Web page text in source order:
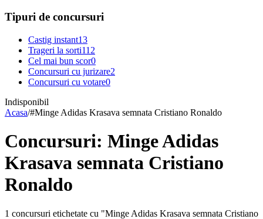
Tipuri de concursuri
Castig instant13
Trageri la sorti112
Cel mai bun scor0
Concursuri cu jurizare2
Concursuri cu votare0
Indisponibil
Acasa/#Minge Adidas Krasava semnata Cristiano Ronaldo
Concursuri: Minge Adidas
Krasava semnata Cristiano
Ronaldo
1 concursuri etichetate cu "Minge Adidas Krasava semnata Cristiano